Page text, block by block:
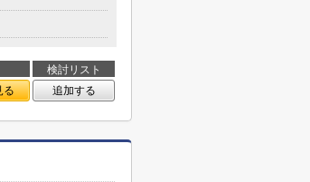
検討リスト
る 追加する